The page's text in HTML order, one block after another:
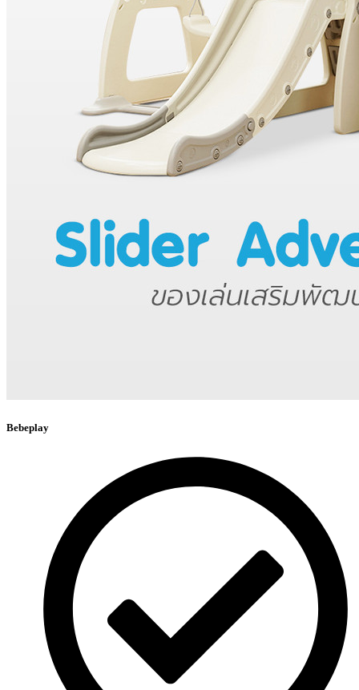
Bebeplay